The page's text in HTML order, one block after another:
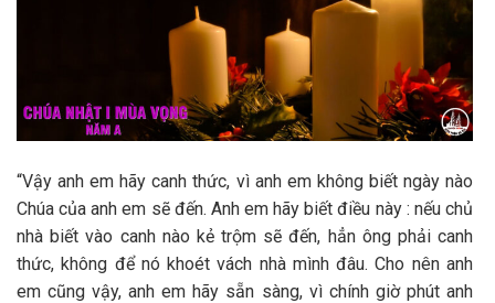
“Vậy anh em hãy canh thức, vì anh em không biết ngày nào
Chúa của anh em sẽ đến. Anh em hãy biết điều này : nếu chủ
nhà biết vào canh nào kẻ trộm sẽ đến, hẳn ông phải canh
thức, không để nó khoét vách nhà mình đâu. Cho nên anh
em cũng vậy, anh em hãy sẵn sàng, vì chính giờ phút anh